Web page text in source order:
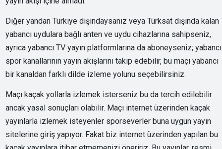
Diğer yandan Türkiye dışındaysanız veya Türksat dışında kalan
yabancı uydulara bağlı anten ve uydu cihazlarına sahipseniz,
ayrıca yabancı TV yayın platformlarına da aboneyseniz; yabancı
spor kanallarının yayın akışlarını takip edebilir, bu maçı yabancı
bir kanaldan farklı dilde izleme yolunu seçebilirsiniz.
Maçı kaçak yollarla izlemek isterseniz bu da tercih edilebilir
ancak yasal sonuçları olabilir. Maçı internet üzerinden kaçak
yayınlarla izlemek isteyenler sporseverler buna uygun yayın
sitelerine giriş yapıyor. Fakat biz internet üzerinden yapılan bu